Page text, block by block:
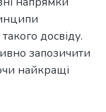
досвіду.
запозичити
найкращі